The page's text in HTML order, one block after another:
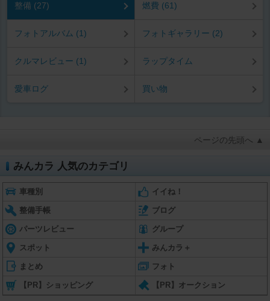
整備 (27) 燃費 (61)
フォトアルバム (1) フォトギャラリー (2)
クルマレビュー (1) ラップタイム
愛車ログ 買い物
ページの先頭へ ▲
みんカラ 人気のカテゴリ
車種別 イイね！
整備手帳 ブログ
パーツレビュー グループ
スポット みんカラ＋
まとめ フォト
【PR】ショッピング 【PR】オークション